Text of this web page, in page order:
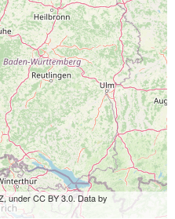
under CC BY 3.0. Data by